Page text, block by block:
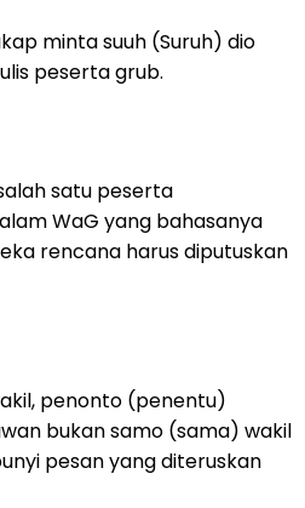
minta suuh (Suruh) dio
peserta grub.
satu peserta
WaG yang bahasanya
rencana harus diputuskan
penonto (penentu)
bukan samo (sama) wakil
pesan yang diteruskan